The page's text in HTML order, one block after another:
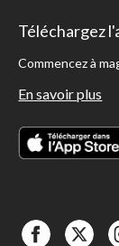
Téléchargez
Commencez à
En savoir plus